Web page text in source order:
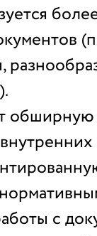
обширную
с